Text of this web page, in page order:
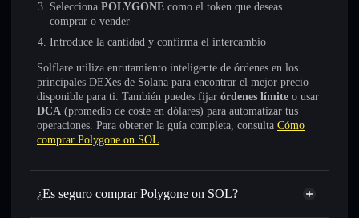
Selecciona POLYGONE como el token que deseas
comprar o vender
Introduce la cantidad y confirma el intercambio
Solflare utiliza enrutamiento inteligente de órdenes en los
principales DEXes de Solana para encontrar el mejor precio
disponible para ti. También puedes fijar órdenes límite o usar
DCA (promedio de coste en dólares) para automatizar tus
operaciones. Para obtener la guía completa, consulta Cómo
comprar Polygone on SOL.
¿Es seguro comprar Polygone on SOL?